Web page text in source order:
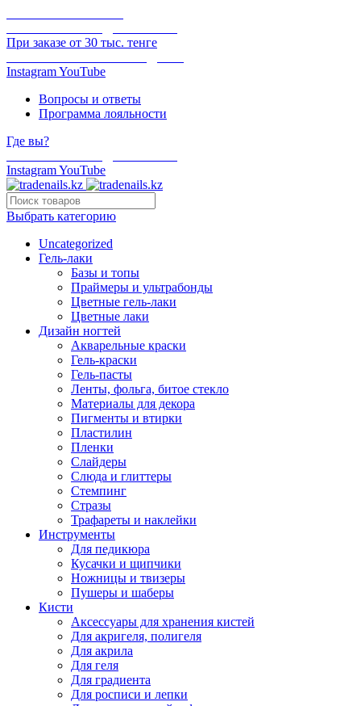
При заказе от 30 тыс. тенге
InstagramYouTube
Вопросы и ответы
Программа лояльности
Где вы?
InstagramYouTube
Выбрать категорию
Uncategorized
Гель-лаки
Базы и топы
Праймеры и ультрабонды
Цветные гель-лаки
Цветные лаки
Дизайн ногтей
Акварельные краски
Гель-краски
Гель-пасты
Ленты, фольга, битое стекло
Материалы для декора
Пигменты и втирки
Пластилин
Пленки
Слайдеры
Слюда и глиттеры
Стемпинг
Стразы
Трафареты и наклейки
Инструменты
Для педикюра
Кусачки и щипчики
Ножницы и твизеры
Пушеры и шаберы
Кисти
Аксессуары для хранения кистей
Для акригеля, полигеля
Для акрила
Для геля
Для градиента
Для росписи и лепки